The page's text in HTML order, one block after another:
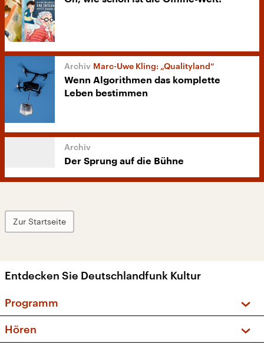
Marc-Uwe Kling: „Qualityland“
Wenn Algorithmen das komplette
Leben bestimmen
Der Sprung auf die Bühne
Zur Startseite
Entdecken Sie Deutschlandfunk Kultur
Programm
Sendungen und Podcasts
Hören